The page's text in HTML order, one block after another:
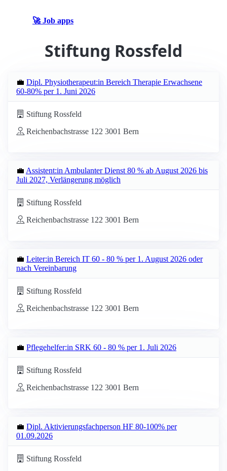
🚀 Job apps
Stiftung Rossfeld
💼 Dipl. Physiotherapeut:in Bereich Therapie Erwachsene
60-80% per 1. Juni 2026
Stiftung Rossfeld
Reichenbachstrasse 122 3001 Bern
💼 Assistent:in Ambulanter Dienst 80 % ab August 2026 bis
Juli 2027, Verlängerung möglich
Stiftung Rossfeld
Reichenbachstrasse 122 3001 Bern
💼 Leiter:in Bereich IT 60 - 80 % per 1. August 2026 oder
nach Vereinbarung
Stiftung Rossfeld
Reichenbachstrasse 122 3001 Bern
💼 Pflegehelfer:in SRK 60 - 80 % per 1. Juli 2026
Stiftung Rossfeld
Reichenbachstrasse 122 3001 Bern
💼 Dipl. Aktivierungsfachperson HF 80-100% per
01.09.2026
Stiftung Rossfeld